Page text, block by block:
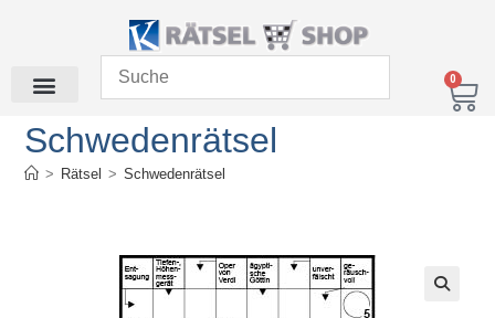
0
Schwedenrätsel
> Rätsel > Schwedenrätsel